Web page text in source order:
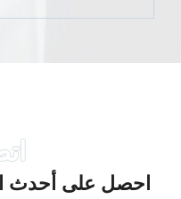
احصل على أحدث